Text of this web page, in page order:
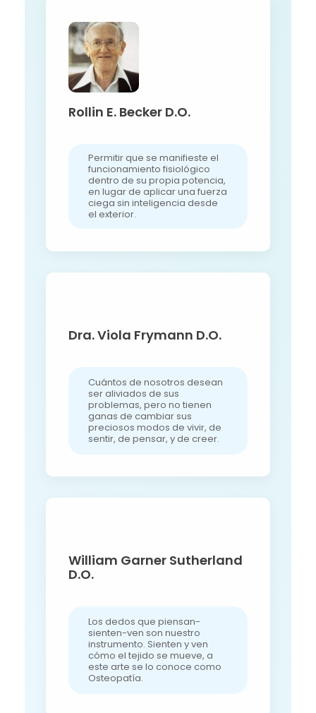
Rollin E. Becker D.O.
Permitir que se manifieste el
funcionamiento fisiológico
dentro de su propia potencia,
en lugar de aplicar una fuerza
ciega sin inteligencia desde
el exterior.
Dra. Viola Frymann D.O.
Cuántos de nosotros desean
ser aliviados de sus
problemas, pero no tienen
ganas de cambiar sus
preciosos modos de vivir, de
sentir, de pensar, y de creer.
William Garner Sutherland
D.O.
Los dedos que piensan-
sienten-ven son nuestro
instrumento. Sienten y ven
cómo el tejido se mueve, a
este arte se lo conoce como
Osteopatía.